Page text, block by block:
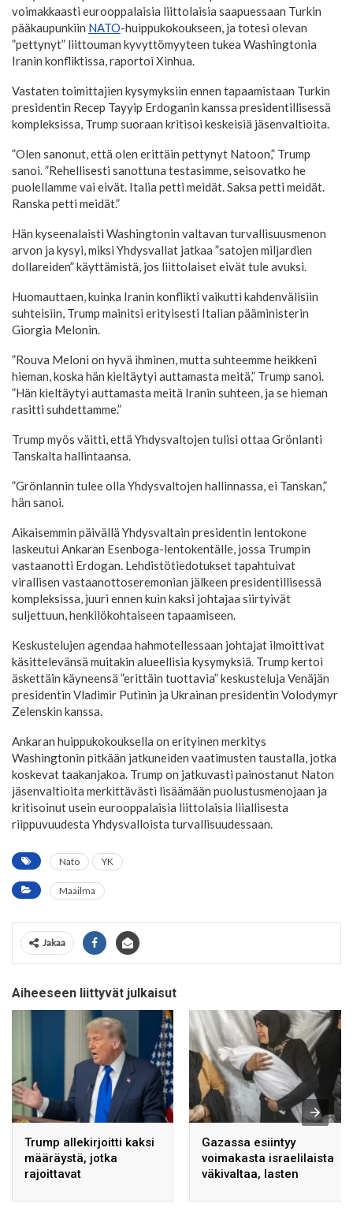
voimakkaasti eurooppalaisia liittolaisia saapuessaan Turkin
pääkaupunkiin NATO-huippukokoukseen, ja totesi olevan
”pettynyt” liittouman kyvyttömyyteen tukea Washingtonia
Iranin konfliktissa, raportoi Xinhua.
Vastaten toimittajien kysymyksiin ennen tapaamistaan Turkin
presidentin Recep Tayyip Erdoganin kanssa presidentillisessä
kompleksissa, Trump suoraan kritisoi keskeisiä jäsenvaltioita.
”Olen sanonut, että olen erittäin pettynyt Natoon,” Trump
sanoi. ”Rehellisesti sanottuna testasimme, seisovatko he
puolellamme vai eivät. Italia petti meidät. Saksa petti meidät.
Ranska petti meidät.”
Hän kyseenalaisti Washingtonin valtavan turvallisuusmenon
arvon ja kysyi, miksi Yhdysvallat jatkaa ”satojen miljardien
dollareiden” käyttämistä, jos liittolaiset eivät tule avuksi.
Huomauttaen, kuinka Iranin konflikti vaikutti kahdenvälisiin
suhteisiin, Trump mainitsi erityisesti Italian pääministerin
Giorgia Melonin.
”Rouva Meloni on hyvä ihminen, mutta suhteemme heikkeni
hieman, koska hän kieltäytyi auttamasta meitä,” Trump sanoi.
”Hän kieltäytyi auttamasta meitä Iranin suhteen, ja se hieman
rasitti suhdettamme.”
Trump myös väitti, että Yhdysvaltojen tulisi ottaa Grönlanti
Tanskalta hallintaansa.
”Grönlannin tulee olla Yhdysvaltojen hallinnassa, ei Tanskan,”
hän sanoi.
Aikaisemmin päivällä Yhdysvaltain presidentin lentokone
laskeutui Ankaran Esenboga-lentokentälle, jossa Trumpin
vastaanotti Erdogan. Lehdistötiedotukset tapahtuivat
virallisen vastaanottoseremonian jälkeen presidentillisessä
kompleksissa, juuri ennen kuin kaksi johtajaa siirtyivät
suljettuun, henkilökohtaiseen tapaamiseen.
Keskustelujen agendaa hahmotellessaan johtajat ilmoittivat
käsittelevänsä muitakin alueellisia kysymyksiä. Trump kertoi
äskettäin käyneensä ”erittäin tuottavia” keskusteluja Venäjän
presidentin Vladimir Putinin ja Ukrainan presidentin Volodymyr
Zelenskin kanssa.
Ankaran huippukokouksella on erityinen merkitys
Washingtonin pitkään jatkuneiden vaatimusten taustalla, jotka
koskevat taakanjakoa. Trump on jatkuvasti painostanut Naton
jäsenvaltioita merkittävästi lisäämään puolustusmenojaan ja
kritisoinut usein eurooppalaisia liittolaisia liiallisesta
riippuvuudesta Yhdysvalloista turvallisuudessaan.
Nato YK
Maailma
Jakaa
Aiheeseen liittyvät julkaisut
Trump allekirjoitti kaksi
määräystä, jotka
rajoittavat
perustuvaa
Gazassa esiintyy
voimakasta israelilaista
väkivaltaa, lasten